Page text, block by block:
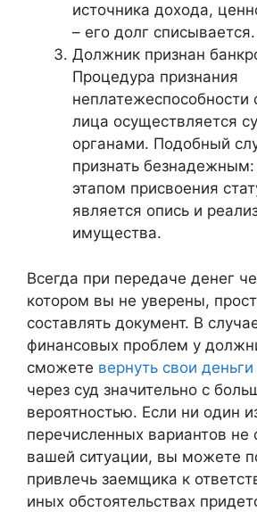
источника дохода,
– его долг списывается.
Должник признан
Процедура признания
неплатежеспособности
лица осуществляется
органами. Подобный
признать
этапом присвоения
является опись и
имущества.
Всегда при передаче денег
котором вы не уверены,
составлять документ. В
финансовых проблем у
сможете вернуть свои
через суд значительно с
вероятностью. Если ни один
перечисленных вариантов не
вашей ситуации, вы можете
привлечь заемщика к
иных обстоятельствах